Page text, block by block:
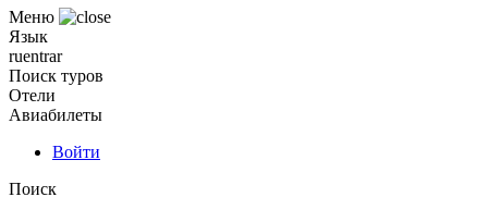
Меню
Язык
ruentrar
Поиск туров
Отели
Авиабилеты
Войти
Поиск